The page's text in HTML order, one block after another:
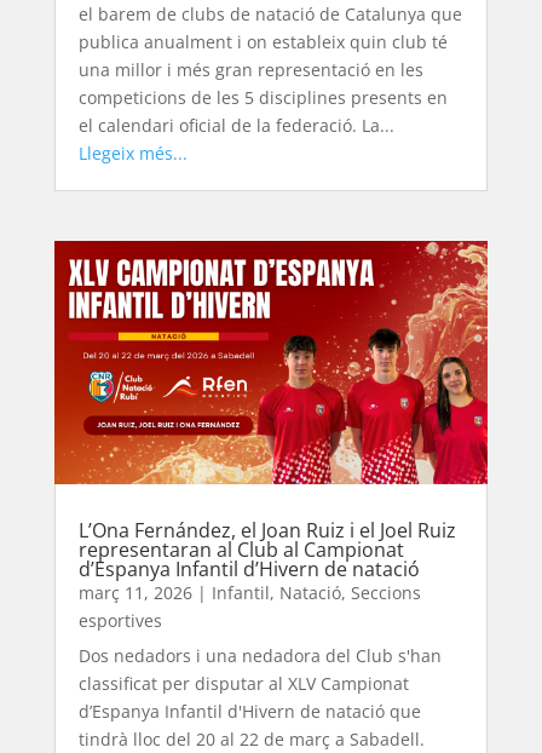
el barem de clubs de natació de Catalunya que
publica anualment i on estableix quin club té
una millor i més gran representació en les
competicions de les 5 disciplines presents en
el calendari oficial de la federació. La...
Llegeix més...
L’Ona Fernández, el Joan Ruiz i el Joel Ruiz
representaran al Club al Campionat
d’Espanya Infantil d’Hivern de natació
març 11, 2026| Infantil, Natació, Seccions
esportives
Dos nedadors i una nedadora del Club s'han
classificat per disputar al XLV Campionat
d’Espanya Infantil d'Hivern de natació que
tindrà lloc del 20 al 22 de març a Sabadell.